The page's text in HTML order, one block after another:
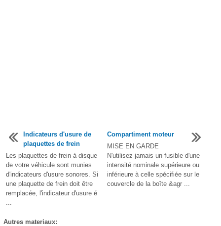
Indicateurs d'usure de
plaquettes de frein
Les plaquettes de frein à disque
de votre véhicule sont munies
d'indicateurs d'usure sonores. Si
une plaquette de frein doit être
remplacée, l'indicateur d'usure é
...
Compartiment moteur
MISE EN GARDE
N'utilisez jamais un fusible d'une
intensité nominale supérieure ou
inférieure à celle spécifiée sur le
couvercle de la boîte &agr ...
Autres materiaux: